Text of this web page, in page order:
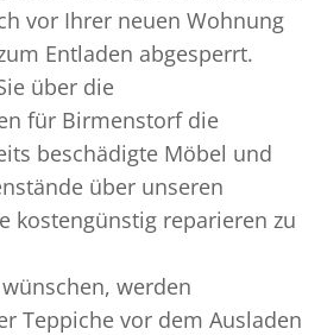
vor Ihrer neuen Wohnung
Entladen abgesperrt.
über die
für Birmenstorf die
beschädigte Möbel und
über unseren
kostengünstig reparieren zu
werden
Teppiche vor dem Ausladen